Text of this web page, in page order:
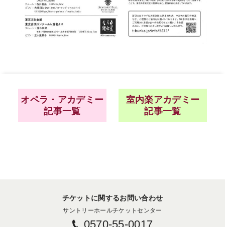
オペラ・アカデミー
記事一覧
室内楽アカデミー
記事一覧
チケットに関するお問い合わせ
サントリーホールチケットセンター
0570-55-0017